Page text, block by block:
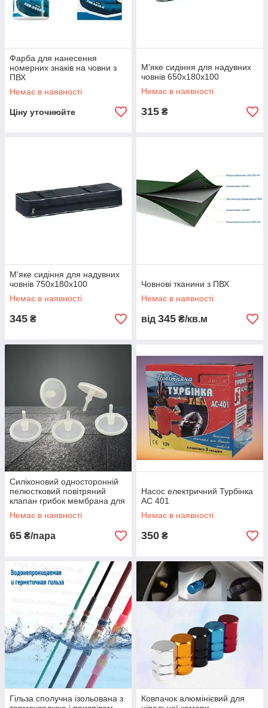
Фарба для нанесення
номерних знаків на човни з
ПВХ
Немає в наявності
Ціну уточнюйте
М'яке сидіння для надувних
човнів 650х180х100
Немає в наявності
315 ₴
М'яке сидіння для надувних
човнів 750х180х100
Немає в наявності
345 ₴
Човнові тканини з ПВХ
Немає в наявності
від 345 ₴/кв.м
Силіконовий односторонній
пелюстковий повітряний
клапан грибок мембрана для
надувних виробів
Немає в наявності
65 ₴/пара
Насос електричний Турбінка
АС 401
Немає в наявності
350 ₴
Гільза сполучна ізольована з
Ковпачок алюмінієвий для